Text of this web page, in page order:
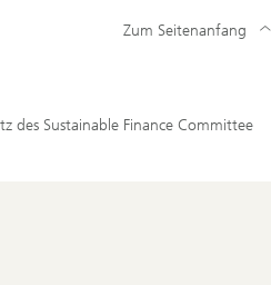
des Sustainable Finance Committee
Zum Seitenanfang